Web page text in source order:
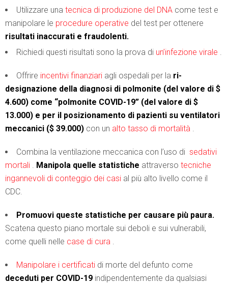
Utilizzare una tecnica di produzione del DNA come test e
manipolare le procedure operative del test per ottenere
risultati inaccurati e fraudolenti.
Richiedi questi risultati sono la prova di un’infezione virale .
Offrire incentivi finanziari agli ospedali per la ri-
designazione della diagnosi di polmonite (del valore di $
4.600) come “polmonite COVID-19” (del valore di $
13.000) e per il posizionamento di pazienti su ventilatori
meccanici ($ 39.000) con un alto tasso di mortalità .
Combina la ventilazione meccanica con l’uso di sedativi
mortali . Manipola quelle statistiche attraverso tecniche
ingannevoli di conteggio dei casi al più alto livello come il
CDC.
Promuovi queste statistiche per causare più paura.
Scatena questo piano mortale sui deboli e sui vulnerabili,
come quelli nelle case di cura .
Manipolare i certificati di morte del defunto come
deceduti per COVID-19 indipendentemente da qualsiasi